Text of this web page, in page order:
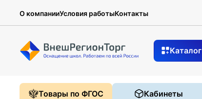
О компанииУсловия работыКонтакты
Каталог
Товары по ФГОС Кабинеты